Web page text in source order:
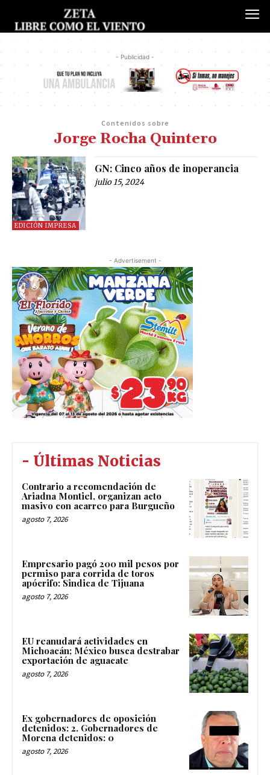
- Publicidad -
Contenidos sobre
Jorge Rocha Quintero
EDICIÓN IMPRESA
GN: Cinco años de inoperancia
julio 15, 2024
- Advertisement -
- Últimas Noticias
Contrario a recomendación de
Ariadna Montiel, organizan acto
masivo con acarreo para Burgueño
agosto 7, 2026
Empresario pagó 200 mil pesos por
permiso para corrida de toros
apócrifo: Sindica de Tijuana
agosto 7, 2026
EU reanudará actividades en
Michoacán; México busca destrabar
exportación de aguacate
agosto 7, 2026
Ex gobernadores de oposición
detenidos: 2. Gobernadores de
Morena detenidos: 0
agosto 7, 2026